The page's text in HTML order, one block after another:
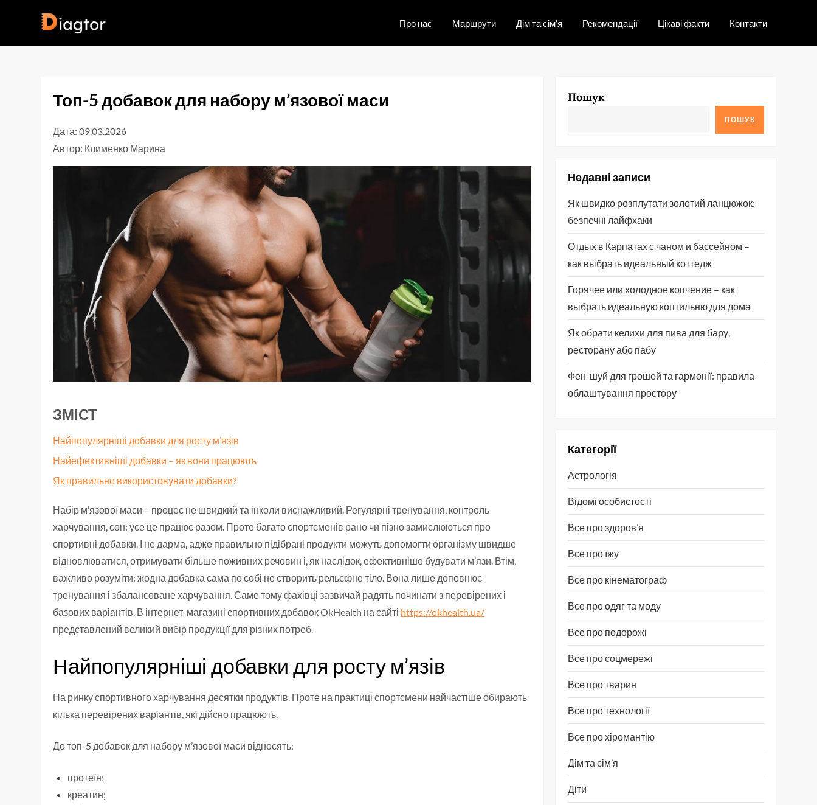
Про нас Маршрути Дім та сім’я Рекомендації Цікаві факти Контакти
Топ-5 добавок для набору м’язової маси
Дата: 09.03.2026
Автор: Клименко Марина
ЗМІСТ
Найпопулярніші добавки для росту м’язів
Найефективніші добавки – як вони працюють
Як правильно використовувати добавки?
Набір м’язової маси – процес не швидкий та інколи виснажливий. Регулярні тренування, контроль
харчування, сон: усе це працює разом. Проте багато спортсменів рано чи пізно замислюються про
спортивні добавки. І не дарма, адже правильно підібрані продукти можуть допомогти організму швидше
відновлюватися, отримувати більше поживних речовин і, як наслідок, ефективніше будувати м’язи. Втім,
важливо розуміти: жодна добавка сама по собі не створить рельєфне тіло. Вона лише доповнює
тренування і збалансоване харчування. Саме тому фахівці зазвичай радять починати з перевірених і
базових варіантів. В інтернет-магазині спортивних добавок OkHealth на сайті https://okhealth.ua/
представлений великий вибір продукції для різних потреб.
Найпопулярніші добавки для росту м’язів
На ринку спортивного харчування десятки продуктів. Проте на практиці спортсмени найчастіше обирають
кілька перевірених варіантів, які дійсно працюють.
До топ-5 добавок для набору м’язової маси відносять:
протеїн;
креатин;
Пошук
ПОШУК
Недавні записи
Як швидко розплутати золотий ланцюжок:
безпечні лайфхаки
Отдых в Карпатах с чаном и бассейном –
как выбрать идеальный коттедж
Горячее или холодное копчение – как
выбрать идеальную коптильню для дома
Як обрати келихи для пива для бару,
ресторану або пабу
Фен-шуй для грошей та гармонії: правила
облаштування простору
Категорії
Астрологія
Відомі особистості
Все про здоров’я
Все про їжу
Все про кінематограф
Все про одяг та моду
Все про подорожі
Все про соцмережі
Все про тварин
Все про технології
Все про хіромантію
Дім та сім’я
Діти